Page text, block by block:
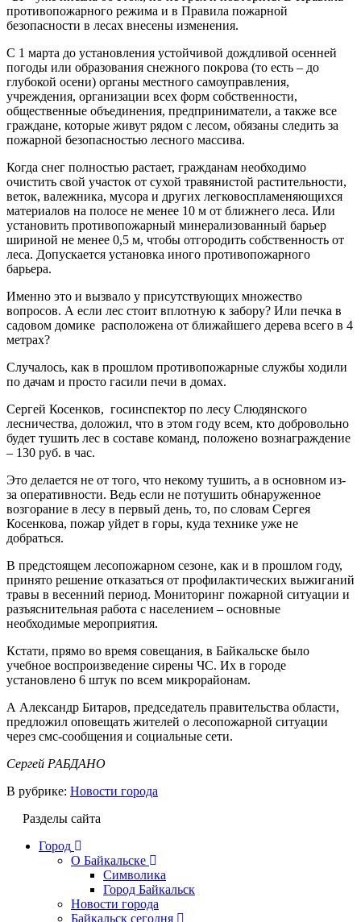
противопожарного режима и в Правила пожарной
безопасности в лесах внесены изменения.
С 1 марта до установления устойчивой дождливой осенней
погоды или образования снежного покрова (то есть – до
глубокой осени) органы местного самоуправления,
учреждения, организации всех форм собственности,
общественные объединения, предприниматели, а также все
граждане, которые живут рядом с лесом, обязаны следить за
пожарной безопасностью лесного массива.
Когда снег полностью растает, гражданам необходимо
очистить свой участок от сухой травянистой растительности,
веток, валежника, мусора и других легковоспламеняющихся
материалов на полосе не менее 10 м от ближнего леса. Или
установить противопожарный минерализованный барьер
шириной не менее 0,5 м, чтобы отгородить собственность от
леса. Допускается установка иного противопожарного
барьера.
Именно это и вызвало у присутствующих множество
вопросов. А если лес стоит вплотную к забору? Или печка в
садовом домике расположена от ближайшего дерева всего в 4
метрах?
Случалось, как в прошлом противопожарные службы ходили
по дачам и просто гасили печи в домах.
Сергей Косенков, госинспектор по лесу Слюдянского
лесничества, доложил, что в этом году всем, кто добровольно
будет тушить лес в составе команд, положено вознаграждение
– 130 руб. в час.
Это делается не от того, что некому тушить, а в основном из-
за оперативности. Ведь если не потушить обнаруженное
возгорание в лесу в первый день, то, по словам Сергея
Косенкова, пожар уйдет в горы, куда технике уже не
добраться.
В предстоящем лесопожарном сезоне, как и в прошлом году,
принято решение отказаться от профилактических выжиганий
травы в весенний период. Мониторинг пожарной ситуации и
разъяснительная работа с населением – основные
необходимые мероприятия.
Кстати, прямо во время совещания, в Байкальске было
учебное воспроизведение сирены ЧС. Их в городе
установлено 6 штук по всем микрорайонам.
А Александр Битаров, председатель правительства области,
предложил оповещать жителей о лесопожарной ситуации
через смс-сообщения и социальные сети.
Сергей РАБДАНО
В рубрике: Новости города
Разделы сайта
Город
О Байкальске
Символика
Город Байкальск
Новости города
Байкальск сегодня